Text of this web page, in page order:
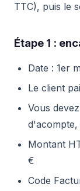
TTC), puis le
Étape 1 :
Date : 1er
Le client
Vous
d'acompte,
Montant
€
Code